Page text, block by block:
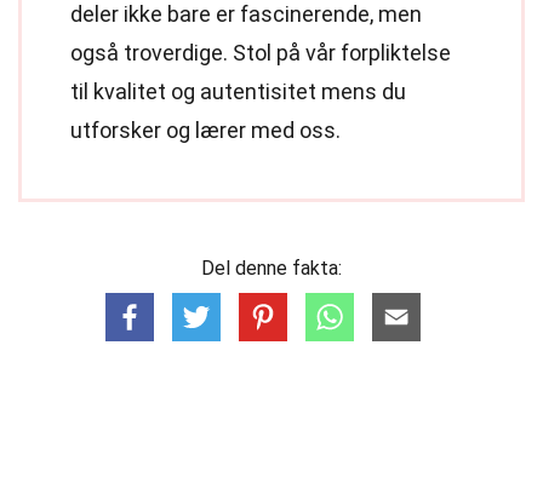
deler ikke bare er fascinerende, men
også troverdige. Stol på vår forpliktelse
til kvalitet og autentisitet mens du
utforsker og lærer med oss.
Del denne fakta: